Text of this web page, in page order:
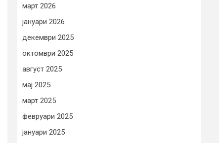
март 2026
јануари 2026
декември 2025
октомври 2025
август 2025
мај 2025
март 2025
февруари 2025
јануари 2025